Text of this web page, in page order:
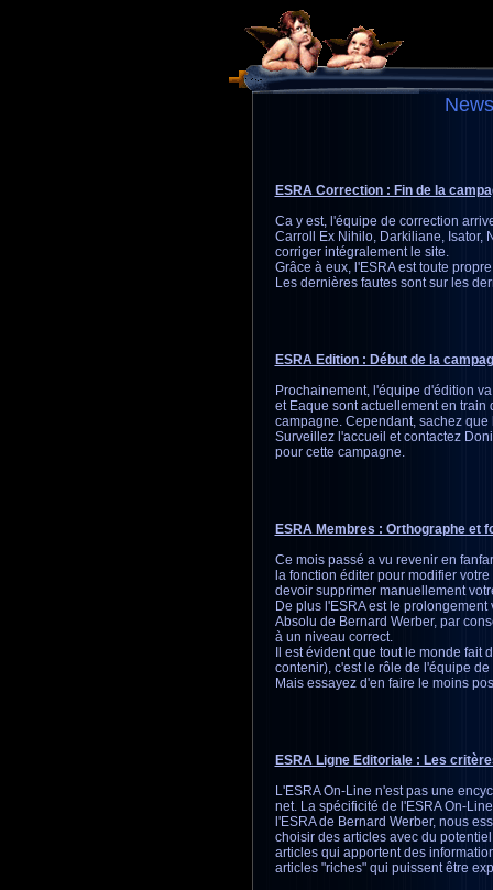
ESRA Correction : Fin de la
Ca y est, l'équipe de correction
Carroll Ex Nihilo, Darkiliane, Isator,
corriger intégralement le site.
Grâce à eux, l'ESRA est toute
Les dernières fautes sont sur les
ESRA Edition : Début de la
Prochainement, l'équipe d'édition
et Eaque sont actuellement en
campagne. Cependant, sachez
Surveillez l'accueil et contactez
pour cette campagne.
ESRA Membres : Orthographe et
Ce mois passé a vu revenir en
la fonction éditer pour modifier
devoir supprimer manuellement
De plus l'ESRA est le
Absolu de Bernard Werber, par
à un niveau correct.
Il est évident que tout le monde
contenir), c'est le rôle de l'équipe
Mais essayez d'en faire le moins
ESRA Ligne Editoriale : Les
L'ESRA On-Line n'est pas une
net. La spécificité de l'ESRA On-
l'ESRA de Bernard Werber, nous
choisir des articles avec du
articles qui apportent des
articles "riches" qui puissent être